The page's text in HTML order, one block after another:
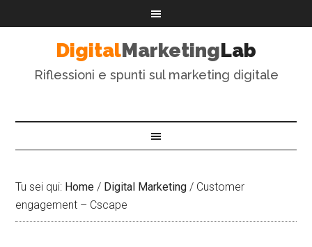
DigitalMarketingLab
Riflessioni e spunti sul marketing digitale
Tu sei qui: Home / Digital Marketing / Customer
engagement – Cscape